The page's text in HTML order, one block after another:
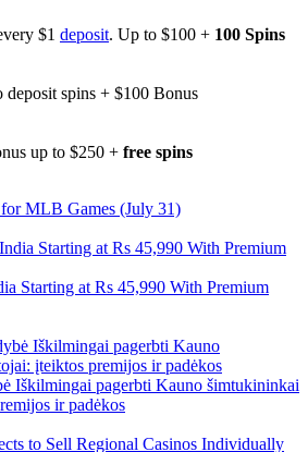
$1 deposit. Up to $100 + 100 Spins
spins + $100 Bonus
up to $250 + free spins
MLB Games (July 31)
Starting at Rs 45,990 With Premium
Iškilmingai pagerbti Kauno šimtukininkai
ir padėkos